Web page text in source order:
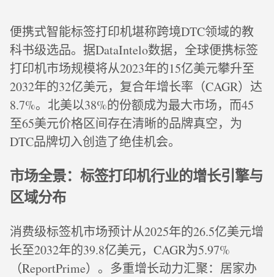
便携式智能标签打印机堪称跨境DTC领域的教
科书级选品。据DataIntelo数据，全球便携标签
打印机市场规模将从2023年的15亿美元攀升至
2032年的32亿美元，复合年增长率（CAGR）达
8.7%。北美以38%的份额成为最大市场，而45
至65美元价格区间存在清晰的品牌真空，为
DTC品牌切入创造了绝佳机会。
市场全景：标签打印机行业的增长引擎与
区域分布
消费级标签机市场预计从2025年的26.5亿美元增
长至2032年的39.8亿美元，CAGR为5.97%
（ReportPrime）。多重增长动力汇聚：居家办